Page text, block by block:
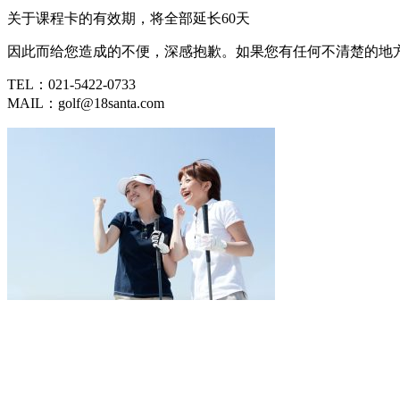
关于课程卡的有效期，将全部延长60天
因此而给您造成的不便，深感抱歉。如果您有任何不清楚的地
TEL：021-5422-0733
MAIL：golf@18santa.com